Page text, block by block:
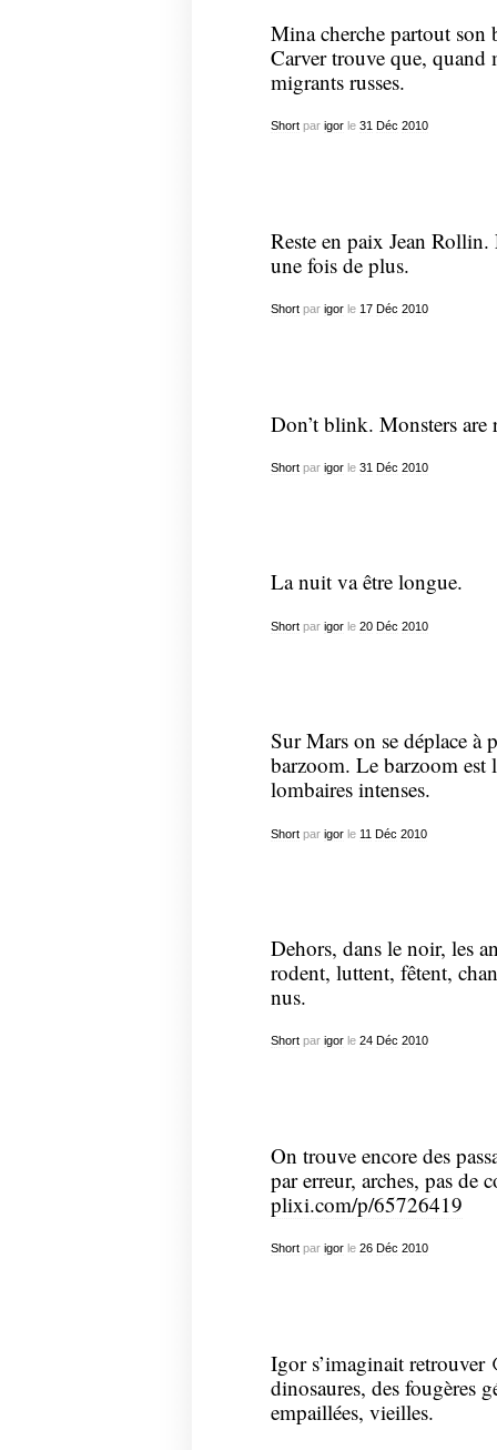
Mina cherche partout son
Carver trouve que, quand
migrants russes.
Shortpar igorle 31 Déc 2010
Reste en paix Jean
une fois de plus.
Shortpar igorle 17 Déc 2010
Don’t blink. Monsters
Shortpar igorle 31 Déc 2010
La nuit va être longue.
Shortpar igorle 20 Déc 2010
Sur Mars on se déplace à
barzoom. Le barzoom est
lombaires intenses.
Shortpar igorle 11 Déc 2010
Dehors, dans le noir, les
rodent, luttent, fêtent,
nus.
Shortpar igorle 24 Déc 2010
On trouve encore des
par erreur, arches, pas de
plixi.com/p/65726419
Shortpar igorle 26 Déc 2010
Igor s’imaginait retrouver
dinosaures, des fougères
empaillées, vieilles.